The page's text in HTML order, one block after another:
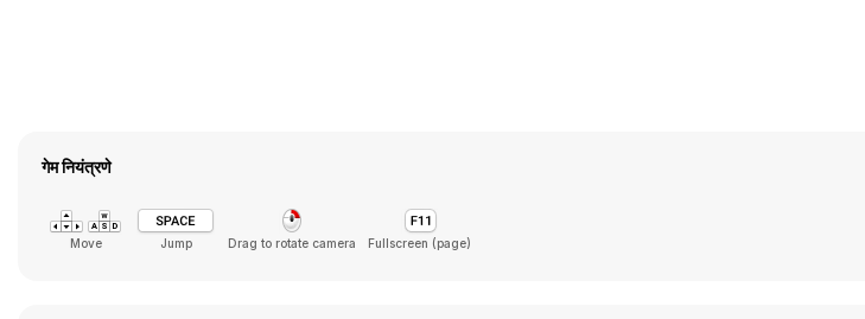
गेम नियंत्रणे
Move Jump Drag to rotate camera Fullscreen (page)